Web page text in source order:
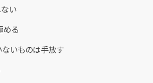
い
める
ないものは手放す